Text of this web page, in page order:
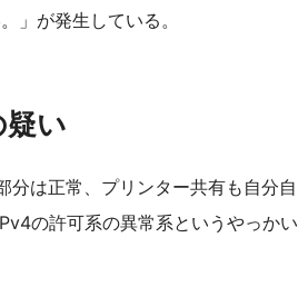
」が発生している。
い
分は正常、プリンター共有も自分自
の許可系の異常系というやっかい